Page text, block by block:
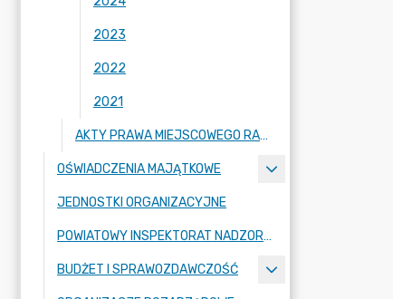
2023
2022
2021
AKTY PRAWA MIEJSCOWEGO RADY POWIATU ZGORZELECKIEGO
OŚWIADCZENIA MAJĄTKOWE
JEDNOSTKI ORGANIZACYJNE
POWIATOWY INSPEKTORAT NADZORU BUDOWLANEGO
BUDŻET I SPRAWOZDAWCZOŚĆ